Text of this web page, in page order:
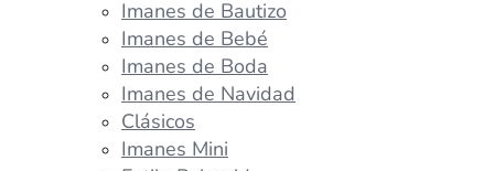
Imanes de Bautizo
Imanes de Bebé
Imanes de Boda
Imanes de Navidad
Clásicos
Imanes Mini